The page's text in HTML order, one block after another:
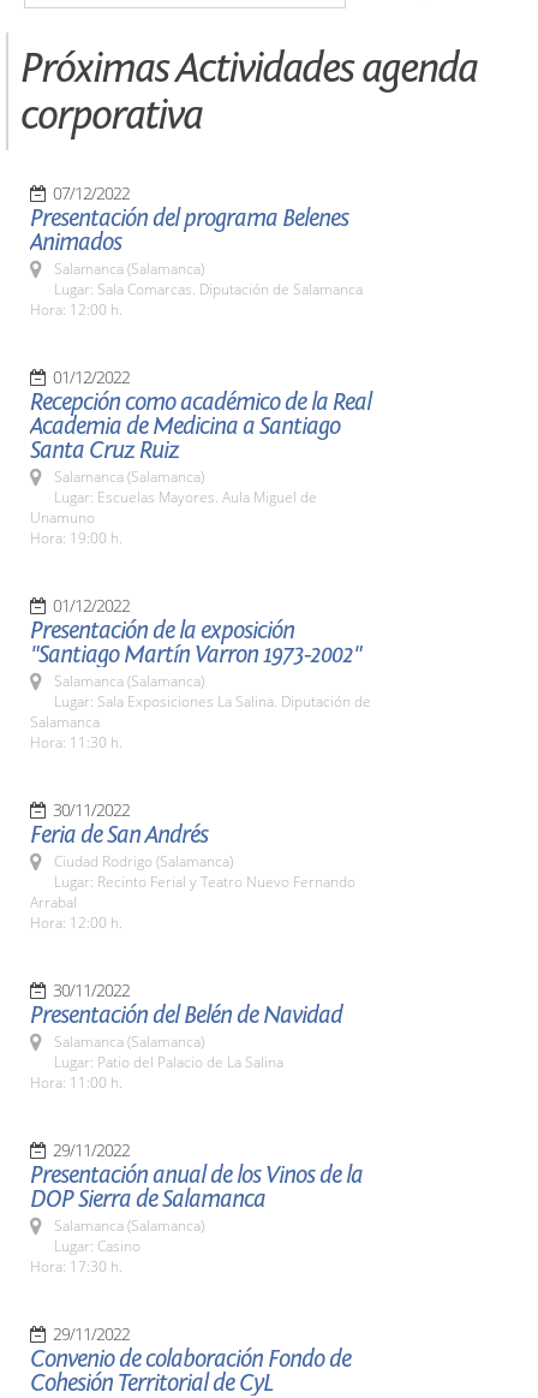
Próximas Actividades agenda
corporativa
07/12/2022
Presentación del programa Belenes
Animados
Salamanca (Salamanca)
Lugar: Sala Comarcas. Diputación de Salamanca
Hora: 12:00 h.
01/12/2022
Recepción como académico de la Real
Academia de Medicina a Santiago
Santa Cruz Ruiz
Salamanca (Salamanca)
Lugar: Escuelas Mayores. Aula Miguel de
Unamuno
Hora: 19:00 h.
01/12/2022
Presentación de la exposición
"Santiago Martín Varron 1973-2002"
Salamanca (Salamanca)
Lugar: Sala Exposiciones La Salina. Diputación de
Salamanca
Hora: 11:30 h.
30/11/2022
Feria de San Andrés
Ciudad Rodrigo (Salamanca)
Lugar: Recinto Ferial y Teatro Nuevo Fernando
Arrabal
Hora: 12:00 h.
30/11/2022
Presentación del Belén de Navidad
Salamanca (Salamanca)
Lugar: Patio del Palacio de La Salina
Hora: 11:00 h.
29/11/2022
Presentación anual de los Vinos de la
DOP Sierra de Salamanca
Salamanca (Salamanca)
Lugar: Casino
Hora: 17:30 h.
29/11/2022
Convenio de colaboración Fondo de
Cohesión Territorial de CyL